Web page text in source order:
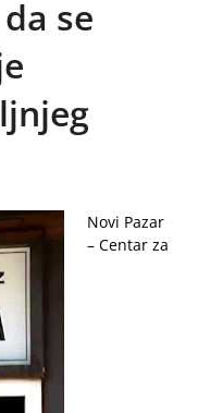
se
Novi Pazar
– Centar za